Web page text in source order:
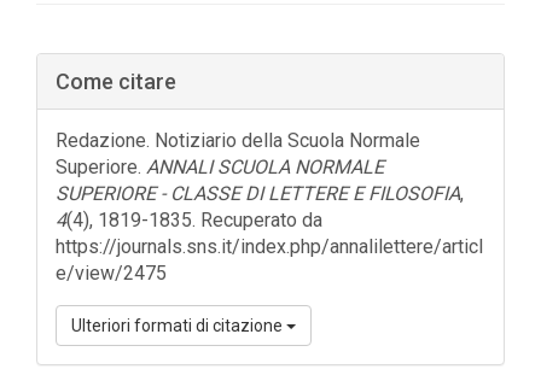
Barra
laterale
dell'articolo
Come citare
Redazione. Notiziario della Scuola Normale
Superiore. ANNALI SCUOLA NORMALE
SUPERIORE - CLASSE DI LETTERE E FILOSOFIA,
4(4), 1819-1835. Recuperato da
https://journals.sns.it/index.php/annalilettere/articl
e/view/2475
Ulteriori formati di citazione